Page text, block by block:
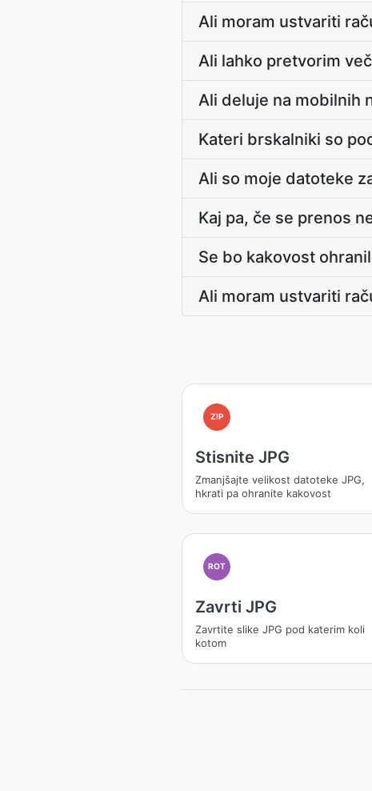
Ali moram ustvariti
Ali lahko pretvorim
Ali deluje na mobilnih
Kateri brskalniki so
Ali so moje datoteke
Kaj pa, če se prenos
Se bo kakovost
Ali moram ustvariti
ZIP
Stisnite JPG
Zmanjšajte velikost datoteke JPG,
hkrati pa ohranite kakovost
ROT
Zavrti JPG
Zavrtite slike JPG pod katerim koli
kotom